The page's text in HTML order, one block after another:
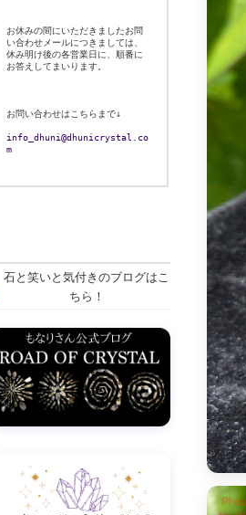
お休みの間にいただきましたお問
い合わせメールにつきましては、
休み明け後の各営業日に、順番に
お答えしてまいります。
お問い合わせはこちらまで↓
info_dhuni@dhunicrystal.co
m
石と笑いと気付きのブログはこ
ちら！